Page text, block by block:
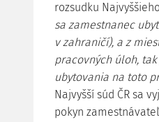
rozsudku
sa zamestnanec
v zahraničí), a z
pracovných úloh,
ubytovania na toto
Najvyšší súd ČR sa
pokyn